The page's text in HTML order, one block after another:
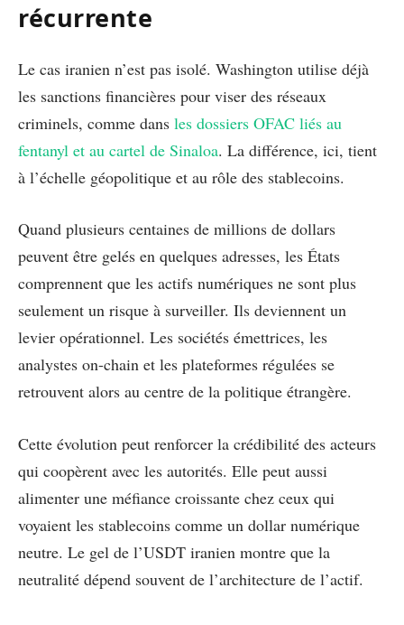
récurrente
Le cas iranien n’est pas isolé. Washington utilise déjà
les sanctions financières pour viser des réseaux
criminels, comme dans les dossiers OFAC liés au
fentanyl et au cartel de Sinaloa. La différence, ici, tient
à l’échelle géopolitique et au rôle des stablecoins.
Quand plusieurs centaines de millions de dollars
peuvent être gelés en quelques adresses, les États
comprennent que les actifs numériques ne sont plus
seulement un risque à surveiller. Ils deviennent un
levier opérationnel. Les sociétés émettrices, les
analystes on-chain et les plateformes régulées se
retrouvent alors au centre de la politique étrangère.
Cette évolution peut renforcer la crédibilité des acteurs
qui coopèrent avec les autorités. Elle peut aussi
alimenter une méfiance croissante chez ceux qui
voyaient les stablecoins comme un dollar numérique
neutre. Le gel de l’USDT iranien montre que la
neutralité dépend souvent de l’architecture de l’actif.